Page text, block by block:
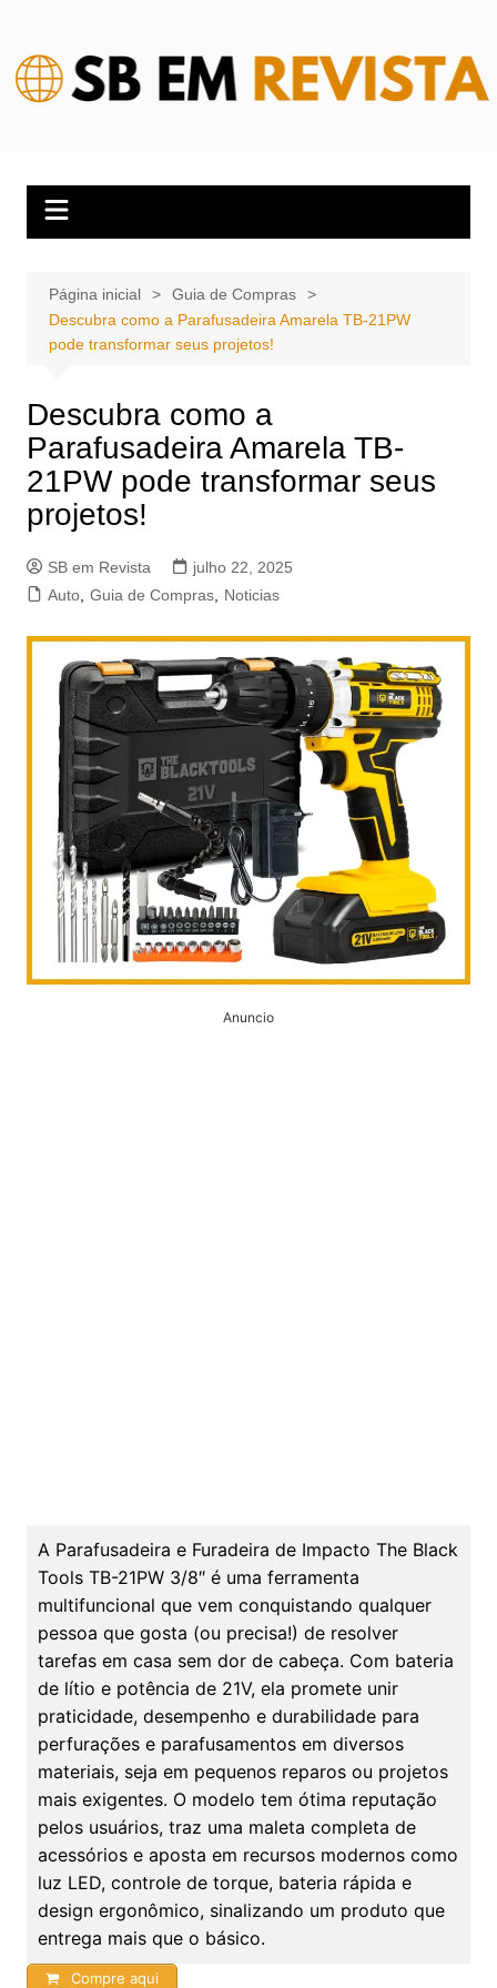
conteúdo
Página inicial
Guia de Compras
Descubra como a Parafusadeira Amarela TB-21PW
pode transformar seus projetos!
Descubra como a
Parafusadeira Amarela TB-
21PW pode transformar seus
projetos!
SB em Revista
julho 22, 2025
Auto, Guia de Compras, Noticias
Anuncio
A Parafusadeira e Furadeira de Impacto The Black
Tools TB-21PW 3/8″ é uma ferramenta
multifuncional que vem conquistando qualquer
pessoa que gosta (ou precisa!) de resolver
tarefas em casa sem dor de cabeça. Com bateria
de lítio e potência de 21V, ela promete unir
praticidade, desempenho e durabilidade para
perfurações e parafusamentos em diversos
materiais, seja em pequenos reparos ou projetos
mais exigentes. O modelo tem ótima reputação
pelos usuários, traz uma maleta completa de
acessórios e aposta em recursos modernos como
luz LED, controle de torque, bateria rápida e
design ergonômico, sinalizando um produto que
entrega mais que o básico.
Compre aqui